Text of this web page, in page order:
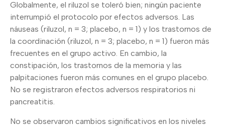
Globalmente, el riluzol se toleró bien; ningún paciente
interrumpió el protocolo por efectos adversos. Las
náuseas (riluzol, n = 3; placebo, n = 1) y los trastornos de
la coordinación (riluzol, n = 3; placebo, n = 1) fueron más
frecuentes en el grupo activo. En cambio, la
constipación, los trastornos de la memoria y las
palpitaciones fueron más comunes en el grupo placebo.
No se registraron efectos adversos respiratorios ni
pancreatitis.
No se observaron cambios significativos en los niveles